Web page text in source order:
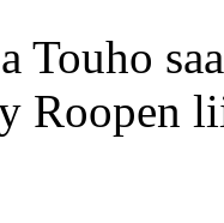
Touho
Roopen